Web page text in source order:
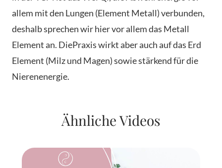
allem mit den Lungen (Element Metall) verbunden,
deshalb sprechen wir hier vor allem das Metall
Element an. DiePraxis wirkt aber auch auf das Erd
Element (Milz und Magen) sowie stärkend für die
Nierenenergie.
Ähnliche Videos